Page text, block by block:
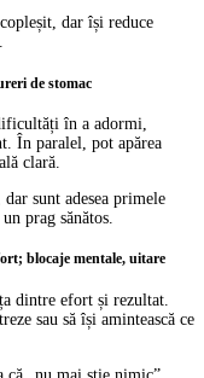
dar își reduce
de stomac
în a adormi,
În paralel, pot apărea
clară.
sunt adesea primele
prag sănătos.
blocaje mentale, uitare
dintre efort și rezultat.
sau să își amintească ce